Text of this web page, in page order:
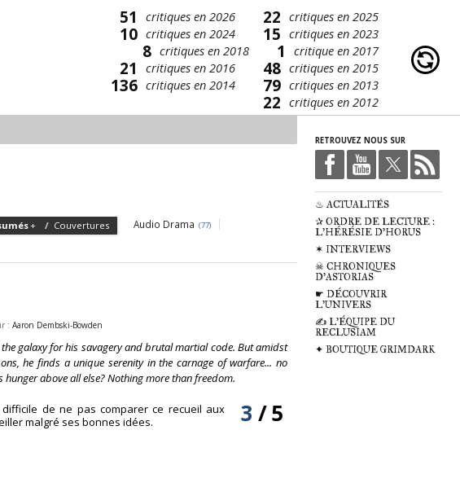
51 critiques en 2026 22 critiques en 2025
10 critiques en 2024 15 critiques en 2023
8 critiques en 2018 1 critique en 2017
21 critiques en 2016 48 critiques en 2015
136 critiques en 2014 79 critiques en 2013
22 critiques en 2012
RETROUVEZ NOUS SUR
♨ ACTUALITÉS
✰ ORDRE DE LECTURE :
L'HÉRÉSIE D'HORUS
✶ INTERVIEWS
☠ CHRONIQUES
D'ASTORIAS
☛ DÉCOUVRIR
L'UNIVERS
✍ L'ÉQUIPE DU
RECLUSIAM
✦ BOUTIQUE GRIMDARK
Couvertures Audio Drama (77)
: Aaron Dembski-Bowden
galaxy for his savagery and brutal martial code. But amidst
he finds a unique serenity in the carnage of warfare... no
above all else? Nothing more than freedom.
3 /5
de ne pas comparer ce recueil aux
malgré ses bonnes idées.